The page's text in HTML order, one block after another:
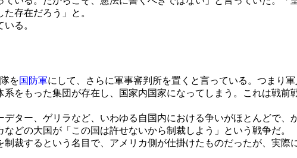
存在だろう」と。
る。
を国防軍にして、さらに軍事審判所を置くと言っている。つまり
をもった集団が存在し、国家内国家になってしまう。これは戦前
ター、ゲリラなど、いわゆる自国内における争いがほとんどで、
どの大国が「この国は許せないから制裁しよう」という戦争だ。
裁するという名目で、アメリカ側が仕掛けたものだったが、実際